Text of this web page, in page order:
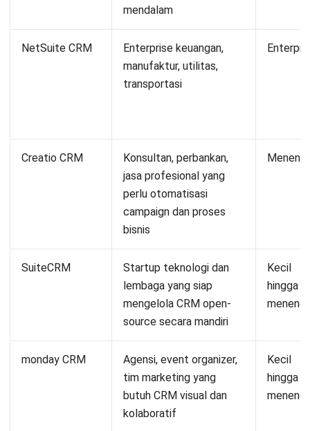
mendalam
NetSuite CRM
Enterprise keuangan,
manufaktur, utilitas,
transportasi
Creatio CRM
Konsultan, perbankan,
jasa profesional yang
perlu otomatisasi
campaign dan proses
bisnis
SuiteCRM
Startup teknologi dan
lembaga yang siap
mengelola CRM open-
source secara mandiri
Kecil
hingga
monday CRM
Agensi, event organizer,
tim marketing yang
butuh CRM visual dan
kolaboratif
Kecil
hingga